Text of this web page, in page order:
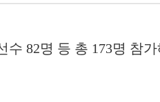
수 82명 등 총 173명 참